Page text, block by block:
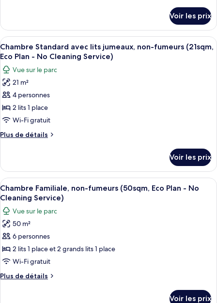
Service)
Triple
Standard,
non-
fumeurs
(26sqm,
Eco
Plan
-
No
Cleaning
Service)
le
type
de
chambre
Triple
Standard,
non-
fumeurs
(26sqm,
Plan
-
No
Voir les prix
Afficher
toutes
les
photos
pour
ce
type
de
chambre :
Chambre
avec
lits
jumeaux,
non-
fumeurs
(21sqm,
Eco
Plan
-
No
Cleaning
Une chambre d’hôtel avec deux
12
Chambre Standard avec lits jumeaux, non-fumeurs (21sqm,
Eco Plan - No Cleaning Service)
Vue sur le parc
21 m²
4 personnes
2 lits 1 place
Wi-Fi gratuit
Plus de détails
Plus
le
type
de
chambre
Chambre
Standard
avec
lits
jumeaux,
non-
(21sqm,
Eco
Plan
Voir les prix
Afficher
toutes
les
photos
pour
ce
type
de
chambre :
Chambre
Une chambre d’hôtel avec deux lits,
10
Chambre Familiale, non-fumeurs (50sqm, Eco Plan - No
Cleaning Service)
Vue sur le parc
50 m²
6 personnes
2 lits 1 place et 2 grands lits 1 place
Wi-Fi gratuit
Plus de détails
Plus
Voir les prix